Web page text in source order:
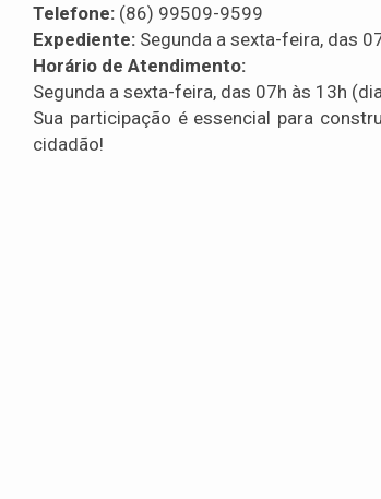
Telefone: (86) 99509-9599
Expediente: Segunda a sexta-feira, das
Horário de Atendimento:
Segunda a sexta-feira, das 07h às 13h
Sua participação é essencial para
cidadão!